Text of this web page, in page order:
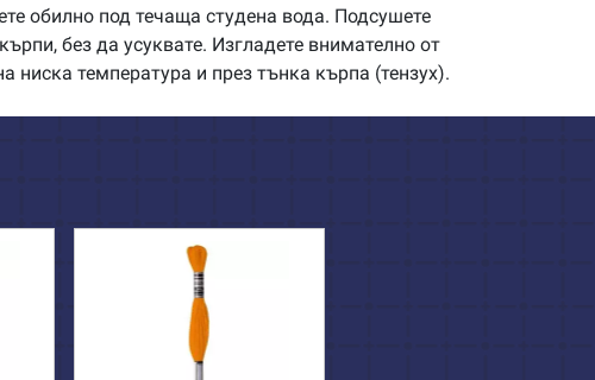
обилно под течаща студена вода. Подсушете
без да усуквате. Изгладете внимателно от
ниска температура и през тънка кърпа (тензух).